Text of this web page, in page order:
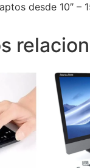
desde 10″ –